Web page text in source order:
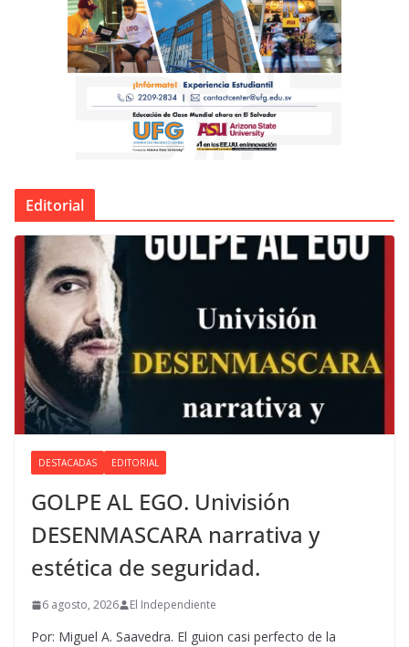
Editorial
DESTACADAS EDITORIAL
GOLPE AL EGO. Univisión
DESENMASCARA narrativa y
estética de seguridad.
6 agosto, 2026 El Independiente
Por: Miguel A. Saavedra. El guion casi perfecto de la